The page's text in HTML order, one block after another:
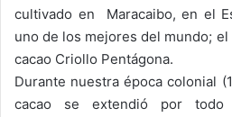
cultivado en Maracaibo, en el
uno de los mejores del mundo;
cacao Criollo Pentágona.
Durante nuestra época colonial
cacao se extendió por